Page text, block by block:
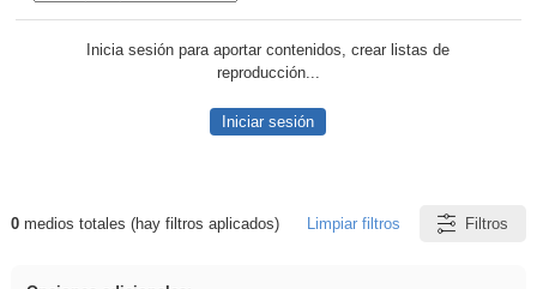
Inicia sesión para aportar contenidos, crear listas de
reproducción...
Iniciar sesión
Resultados de: fruto
0medios totales (hay filtros aplicados) Limpiar filtros Filtros